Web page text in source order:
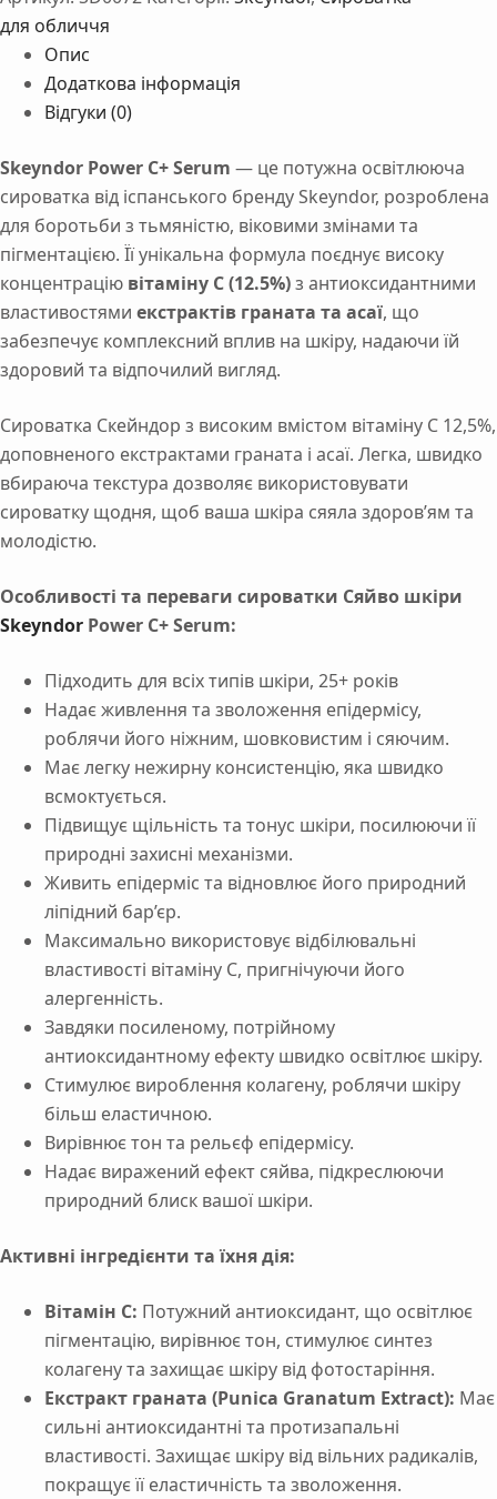
для обличчя
Опис
Додаткова інформація
Відгуки (0)
Skeyndor Power C+ Serum — це потужна освітлююча
сироватка від іспанського бренду Skeyndor, розроблена
для боротьби з тьмяністю, віковими змінами та
пігментацією. Її унікальна формула поєднує високу
концентрацію вітаміну C (12.5%)з антиоксидантними
властивостями екстрактів граната та асаї, що
забезпечує комплексний вплив на шкіру, надаючи їй
здоровий та відпочилий вигляд.
Сироватка Скейндор з високим вмістом вітаміну С 12,5%,
доповненого екстрактами граната і асаї. Легка, швидко
вбираюча текстура дозволяє використовувати
сироватку щодня, щоб ваша шкіра сяяла здоров’ям та
молодістю.
Особливості та переваги сироватки Сяйво шкіри
Skeyndor Power C+ Serum:
Підходить для всіх типів шкіри, 25+ років
Надає живлення та зволоження епідермісу,
роблячи його ніжним, шовковистим і сяючим.
Має легку нежирну консистенцію, яка швидко
всмоктується.
Підвищує щільність та тонус шкіри, посилюючи її
природні захисні механізми.
Живить епідерміс та відновлює його природний
ліпідний бар’єр.
Максимально використовує відбілювальні
властивості вітаміну C, пригнічуючи його
алергенність.
Завдяки посиленому, потрійному
антиоксидантному ефекту швидко освітлює шкіру.
Стимулює вироблення колагену, роблячи шкіру
більш еластичною.
Вирівнює тон та рельєф епідермісу.
Надає виражений ефект сяйва, підкреслюючи
природний блиск вашої шкіри.
Активні інгредієнти та їхня дія:
Вітамін C: Потужний антиоксидант, що освітлює
пігментацію, вирівнює тон, стимулює синтез
колагену та захищає шкіру від фотостаріння.
Екстракт граната (Punica Granatum Extract): Має
сильні антиоксидантні та протизапальні
властивості. Захищає шкіру від вільних радикалів,
покращує її еластичність та зволоження.